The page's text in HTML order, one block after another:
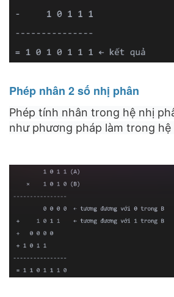
Phép nhân 2 số nhị phân
Phép tính nhân trong hệ nhị
như phương pháp làm trong hệ